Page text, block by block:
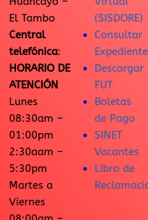
El Tambo
Central
telefónica:
HORARIO DE
ATENCIÓN
Lunes
08:30am –
01:00pm
2:30aam –
5:30pm
Martes a
Viernes
(SISDORE)
Consultar
Expediente
Descargar
FUT
Boletas
de Pago
SINET
Vacantes
Libro de